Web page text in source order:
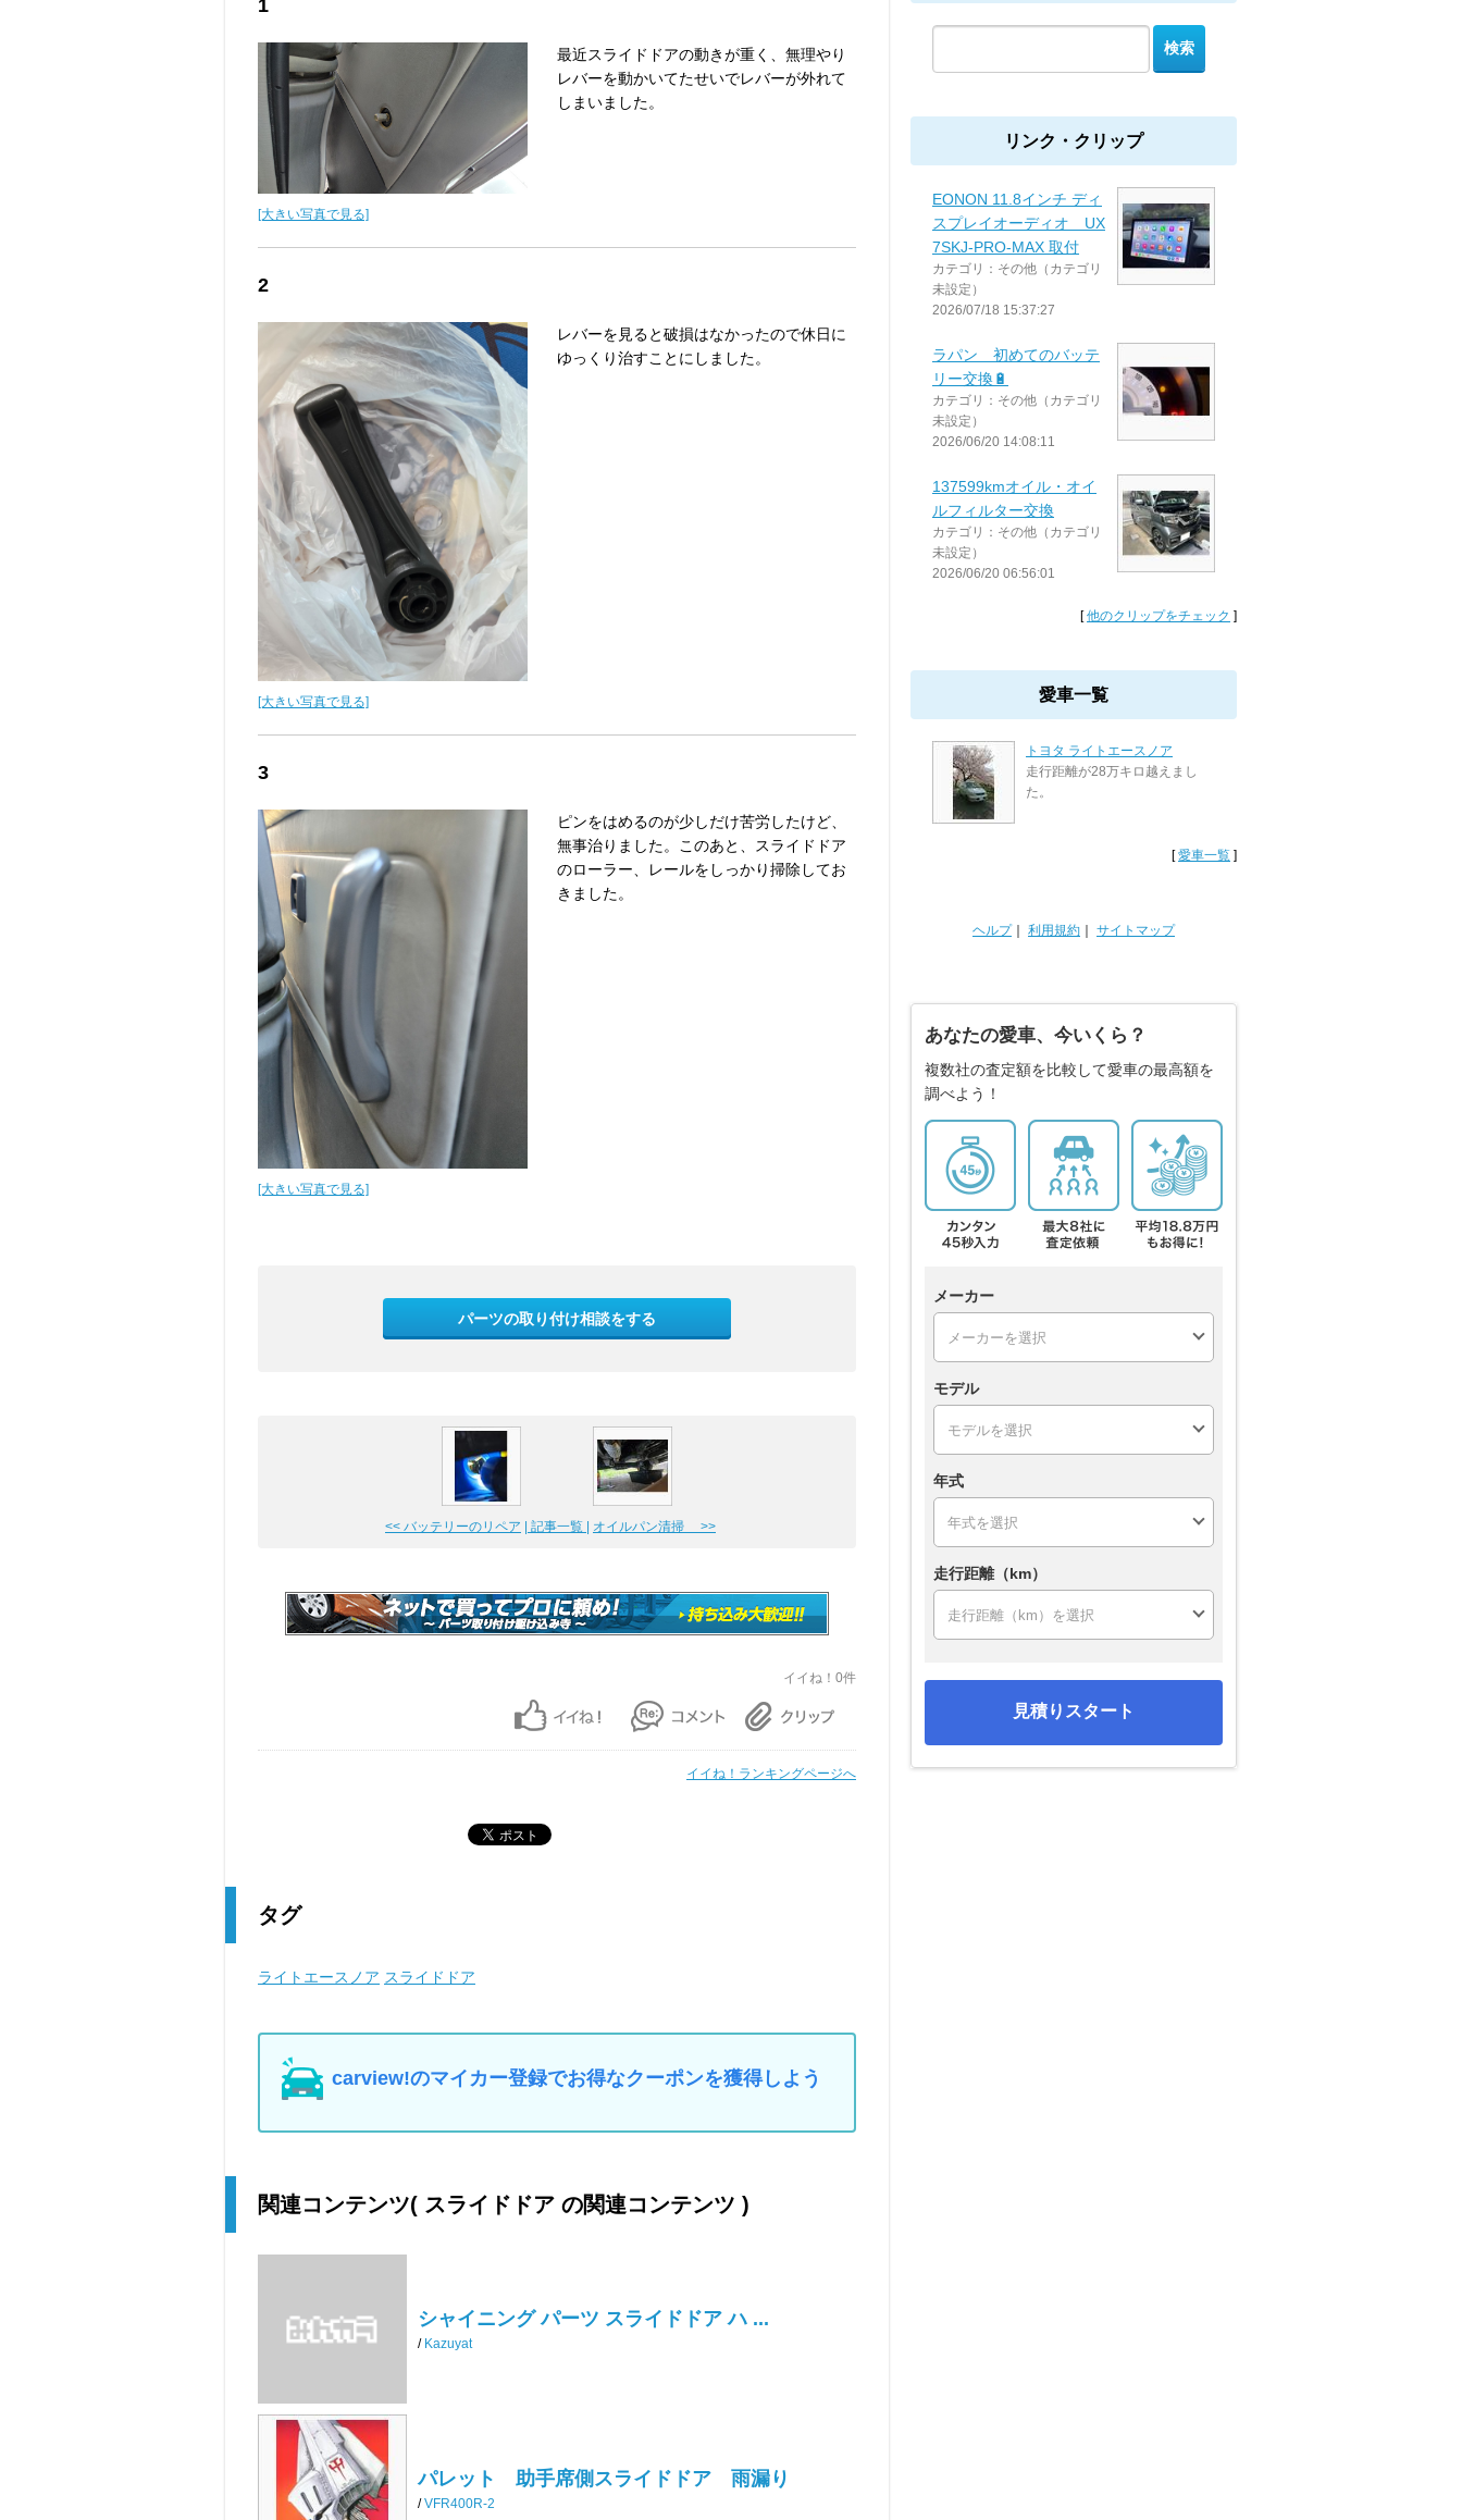
1
[大きい写真で見る]
最近スライドドアの動きが重く、無理やり
レバーを動かいてたせいでレバーが外れて
しまいました。
2
[大きい写真で見る]
レバーを見ると破損はなかったので休日に
ゆっくり治すことにしました。
3
[大きい写真で見る]
ピンをはめるのが少しだけ苦労したけど、
無事治りました。このあと、スライドドア
のローラー、レールをしっかり掃除してお
きました。
パーツの取り付け相談をする
<< バッテリーのリペア | 記事一覧 | オイルパン清掃 >>
イイね！0件
イイね！ランキングページへ
タグ
ライトエースノア スライドドア
carview!のマイカー登録でお得なクーポンを獲得しよう
関連コンテンツ( スライドドア の関連コンテンツ )
シャイニング パーツ スライドドア ハ ...
/ Kazuyat
パレット 助手席側スライドドア 雨漏り
/VFR400R-2
リンク・クリップ
EONON 11.8インチ ディ
スプレイオーディオ UX
7SKJ-PRO-MAX 取付
カテゴリ：その他（カテゴリ
未設定）
2026/07/18 15:37:27
ラパン 初めてのバッテ
リー交換🔋
カテゴリ：その他（カテゴリ
未設定）
2026/06/20 14:08:11
137599kmオイル・オイ
ルフィルター交換
カテゴリ：その他（カテゴリ
未設定）
2026/06/20 06:56:01
[他のクリップをチェック ]
愛車一覧
トヨタ ライトエースノア
走行距離が28万キロ越えまし
た。
[愛車一覧 ]
ヘルプ｜ 利用規約 サイトマップ
あなたの愛車、今いくら？
複数社の査定額を比較して愛車の最高額を
調べよう！
メーカー
モデル
年式
走行距離（km）
見積りスタート